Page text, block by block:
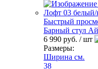
Быстрый
Барный стул
6 990 руб. / шт
Размеры:
Ширина см.
38